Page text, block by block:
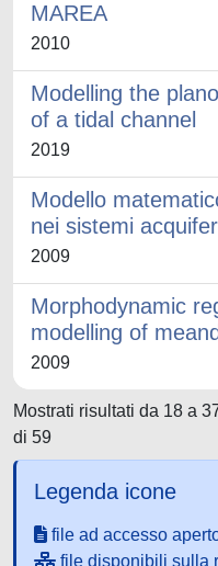
MAREA
2010
Modelling the
of a tidal channel
2019
Modello
nei sistemi
2009
Morphodynamic
modelling of
2009
Mostrati risultati da 18 a
di 59
Legenda icone
file ad accesso
file disponibili sulla